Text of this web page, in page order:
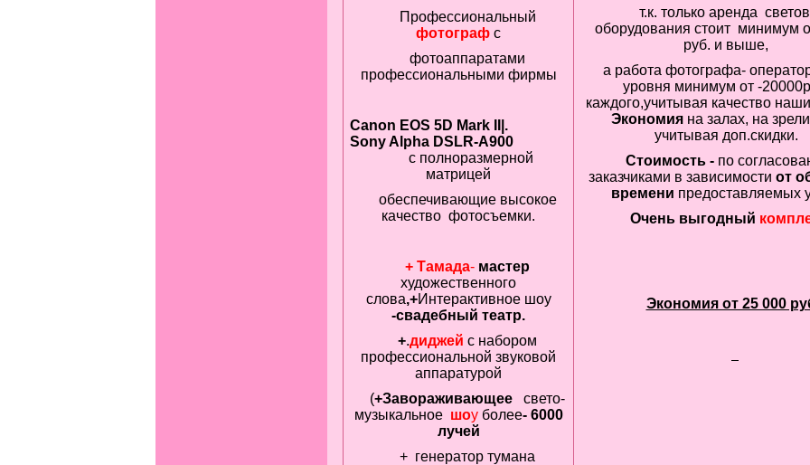
Профессиональный
фотограф с
фотоаппаратами
профессиональными фирмы
Canon EOS 5D Mark II|.
Sony Alpha DSLR-A900
с полноразмерной
матрицей
обеспечивающие высокое
качество фотосъемки.
+ Тамада- мастер
художественного
слова,+Интерактивное шоу
-свадебный театр.
+.диджей с набором
профессиональной звуковой
аппаратурой
(+Завораживающее свето-
музыкальное шоу более- 6000
лучей
+ генератор тумана
т.к. только аренда
оборудования стоит минимум
руб. и выше,
а работа фотографа-
уровня минимум от -
каждого,учитывая качество
Экономия на залах, на
учитывая доп.скидки.
Стоимость - по
заказчиками в зависимости от
времени предоставляемых
Очень выгодный
Экономия от 25 000